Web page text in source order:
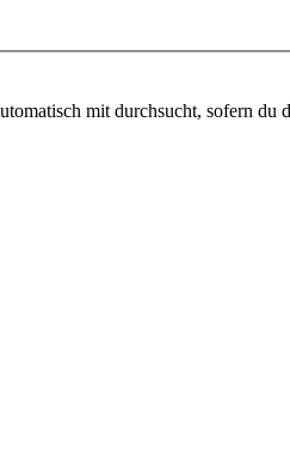
mit durchsucht, sofern